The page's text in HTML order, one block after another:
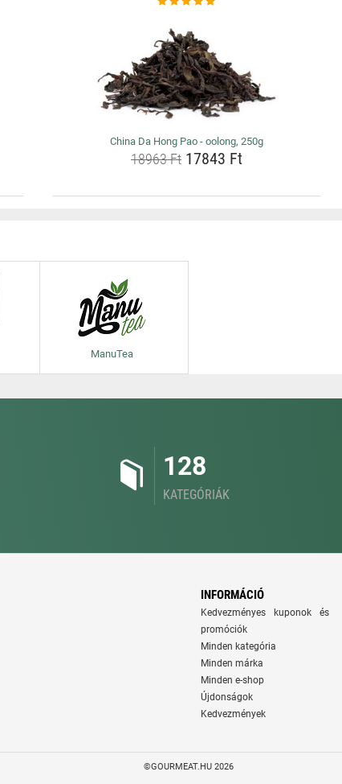
China Da Hong Pao - oolong, 250g
18963 Ft17843 Ft
ManuTea
128
KATEGÓRIÁK
INFORMÁCIÓ
Kedvezményes kuponok és
promóciók
Minden kategória
Minden márka
Minden e-shop
Újdonságok
Kedvezmények
©GOURMEAT.HU 2026